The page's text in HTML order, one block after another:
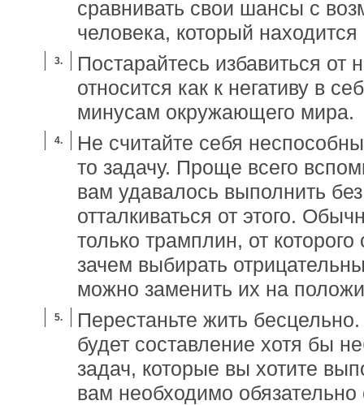
сравнивать свои шансы с
человека, который
Постарайтесь избавиться от
относится как к негативу в
минусам окружающего мира.
Не считайте себя
то задачу. Проще всего
вам удавалось выполнить
отталкиваться от этого.
только трамплин, от
зачем выбирать
можно заменить их на
Перестаньте жить
будет составление хотя бы
задач, которые вы хотите
вам необходимо обязательно